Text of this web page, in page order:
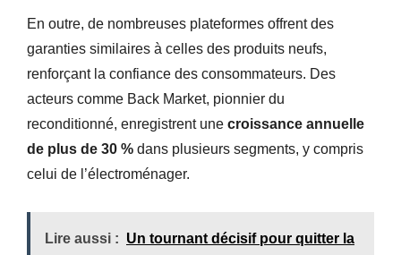
En outre, de nombreuses plateformes offrent des
garanties similaires à celles des produits neufs,
renforçant la confiance des consommateurs. Des
acteurs comme Back Market, pionnier du
reconditionné, enregistrent une croissance annuelle
de plus de 30 % dans plusieurs segments, y compris
celui de l’électroménager.
Lire aussi : Un tournant décisif pour quitter la